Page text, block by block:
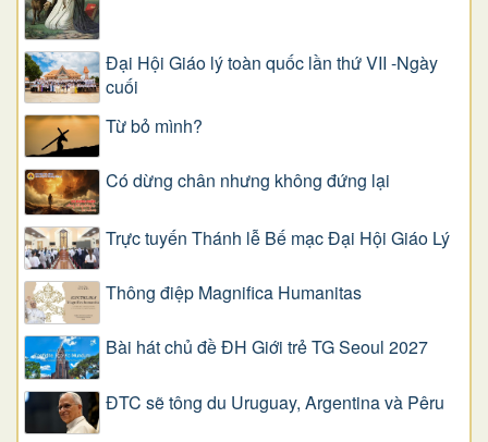
Đại Hội Giáo lý toàn quốc lần thứ VII -Ngày
cuối
Từ bỏ mình?
Có dừng chân nhưng không đứng lại
Trực tuyến Thánh lễ Bế mạc Đại Hội Giáo Lý
Thông điệp Magnifica Humanitas
Bài hát chủ đề ĐH Giới trẻ TG Seoul 2027
ĐTC sẽ tông du Uruguay, Argentina và Pêru